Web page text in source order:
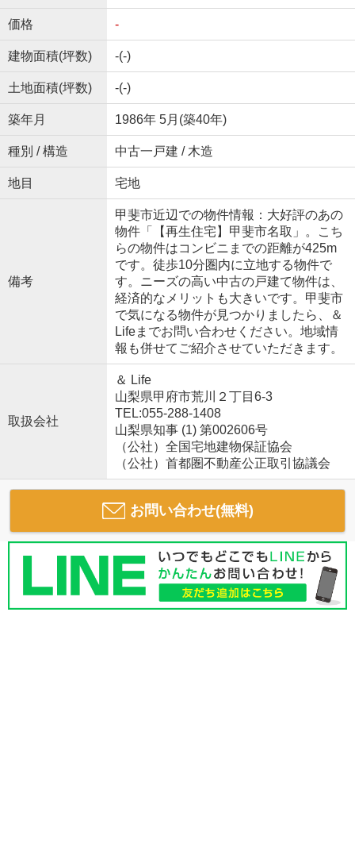
価格 -
建物面積(坪数) -(-)
土地面積(坪数) -(-)
築年月 1986年 5月(築40年)
種別 / 構造 中古一戸建 / 木造
地目 宅地
備考
甲斐市近辺での物件情報：大好評のあの
物件「【再生住宅】甲斐市名取」。こち
らの物件はコンビニまでの距離が425m
です。徒歩10分圏内に立地する物件で
す。ニーズの高い中古の戸建て物件は、
経済的なメリットも大きいです。甲斐市
で気になる物件が見つかりましたら、＆
Lifeまでお問い合わせください。地域情
報も併せてご紹介させていただきます。
取扱会社
＆ Life
山梨県甲府市荒川２丁目6-3
TEL:055-288-1408
山梨県知事 (1) 第002606号
（公社）全国宅地建物保証協会
（公社）首都圏不動産公正取引協議会
お問い合わせ(無料)